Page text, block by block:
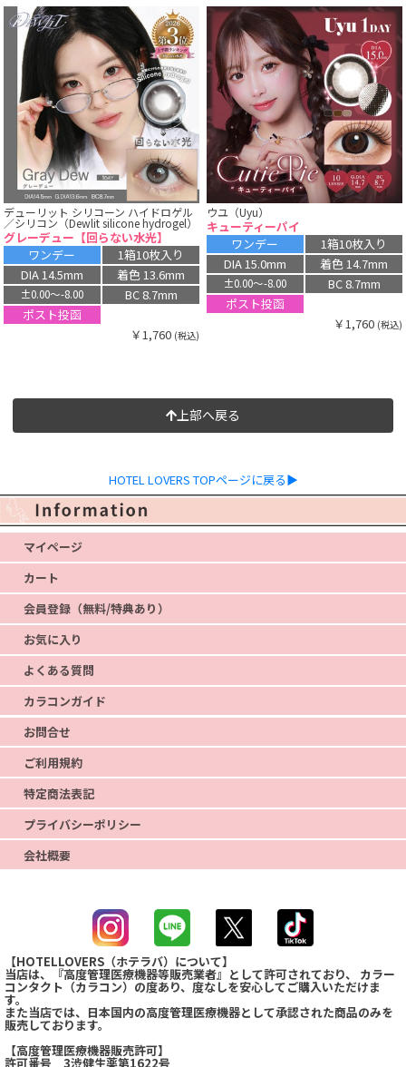
デューリット シリコーン ハイドロゲル
／シリコン（Dewlit silicone hydrogel）
グレーデュー【回らない水光】
ワンデー
1箱10枚入り
DIA 14.5mm
着色 13.6mm
±0.00〜-8.00
BC 8.7mm
ポスト投函
￥1,760 (税込)
ウユ（Uyu）
キューティーパイ
ワンデー
1箱10枚入り
DIA 15.0mm
着色 14.7mm
±0.00〜-8.00
BC 8.7mm
ポスト投函
￥1,760 (税込)
上部へ戻る
HOTEL LOVERS TOPページに戻る▶
マイページ
カート
会員登録（無料/特典あり）
お気に入り
よくある質問
カラコンガイド
お問合せ
ご利用規約
特定商法表記
プライバシーポリシー
会社概要
【HOTELLOVERS（ホテラバ）について】
当店は、『高度管理医療機器等販売業者』として許可されており、 カラー
コンタクト（カラコン）の度あり、度なしを安心してご購入いただけま
す。
また当店では、日本国内の高度管理医療機器として承認された商品のみを
販売しております。
【高度管理医療機器販売許可】
許可番号 3渋健生薬第1622号